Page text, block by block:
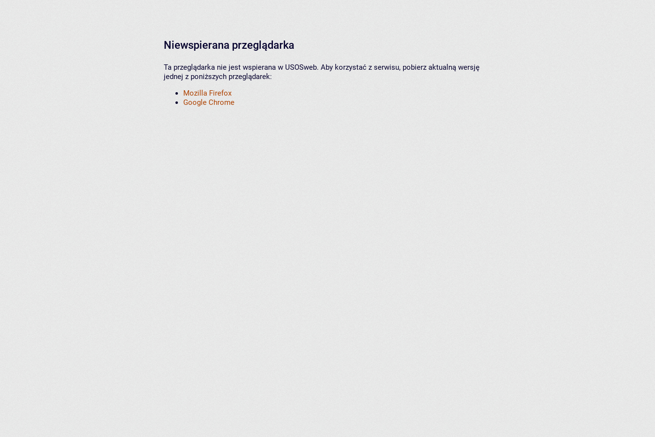
Niewspierana przeglądarka
Ta przeglądarka nie jest wspierana w USOSweb. Aby korzystać z serwisu, pobierz aktualną wersję
jednej z poniższych przeglądarek:
Mozilla Firefox
Google Chrome